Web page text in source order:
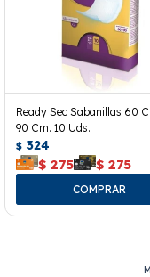
Ready Sec Sabanillas 60
90 Cm. 10 Uds.
$ 324
$ 275 $ 275